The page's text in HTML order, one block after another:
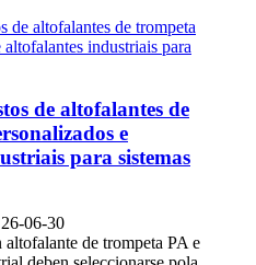
de altofalantes de
e
para sistemas
06-30
de trompeta PA e